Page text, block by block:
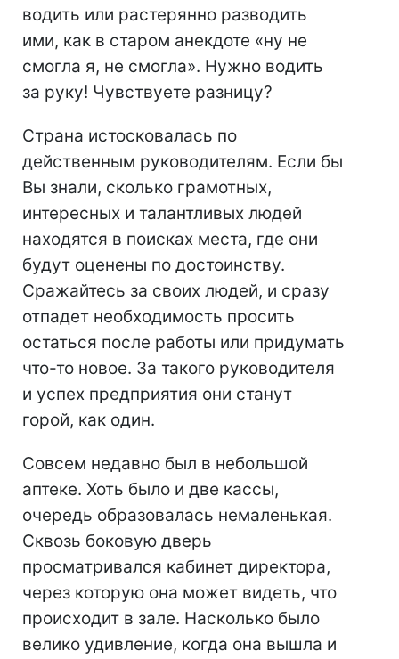
водить или растерянно разводить
ими, как в старом анекдоте «ну не
смогла я, не смогла». Нужно водить
за руку! Чувствуете разницу?
Страна истосковалась по
действенным руководителям. Если бы
Вы знали, сколько грамотных,
интересных и талантливых людей
находятся в поисках места, где они
будут оценены по достоинству.
Сражайтесь за своих людей, и сразу
отпадет необходимость просить
остаться после работы или придумать
что-то новое. За такого руководителя
и успех предприятия они станут
горой, как один.
Совсем недавно был в небольшой
аптеке. Хоть было и две кассы,
очередь образовалась немаленькая.
Сквозь боковую дверь
просматривался кабинет директора,
через которую она может видеть, что
происходит в зале. Насколько было
велико удивление, когда она вышла и